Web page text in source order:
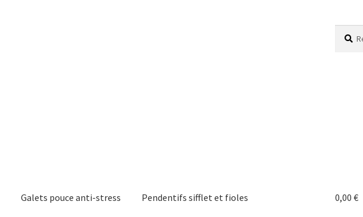
Galets pouce anti-stress Pendentifs sifflet et fioles 0,00 €